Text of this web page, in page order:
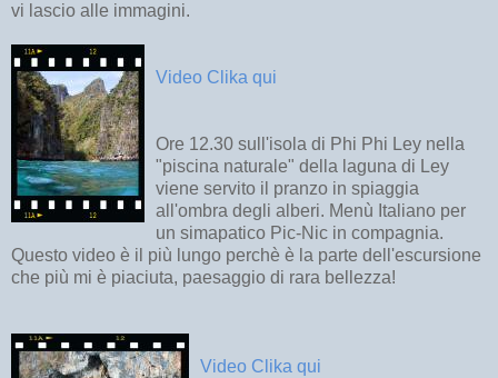
vi lascio alle immagini.
Video Clika qui
Ore 12.30 sull'isola di Phi Phi Ley nella
"piscina naturale" della laguna di Ley
viene servito il pranzo in spiaggia
all'ombra degli alberi. Menù Italiano per
un simapatico Pic-Nic in compagnia.
Questo video è il più lungo perchè è la parte dell'escursione
che più mi è piaciuta, paesaggio di rara bellezza!
Video Clika qui